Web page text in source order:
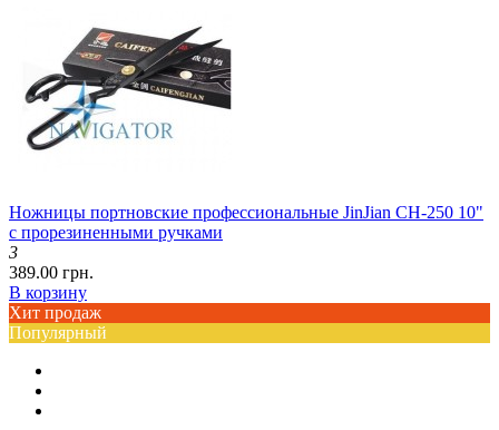
Ножницы портновские профессиональные JinJian CH-250 10"
с прорезиненными ручками
3
389.00 грн.
В корзину
Хит продаж
Популярный